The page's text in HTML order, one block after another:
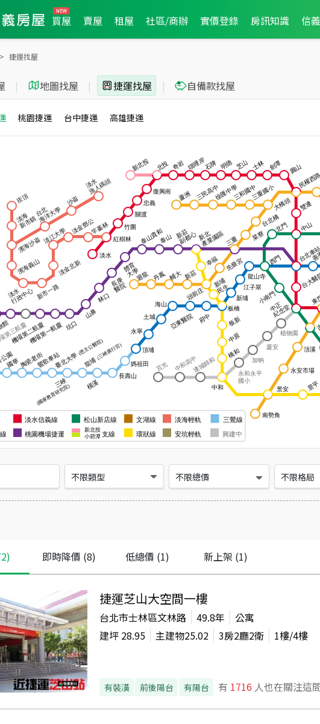
買屋 賣屋 租屋 社區/商辦 實價登錄 房訊知識 信
捷運找屋
| 地圖找屋 | 捷運找屋 | 自備款找屋
桃園捷運 台中捷運 高雄捷運
不限類型 不限總價 不限格局
即時降價 (8) 低總價 (1) 新上架 (1)
捷運芝山大空間一樓
台北市士林區文林路 49.8年
公寓
建坪 28.95 主建物25.02 3房2廳2衛 1樓/4樓
有裝潢 前後陽台 有陽台 有 1716 人也在關注這